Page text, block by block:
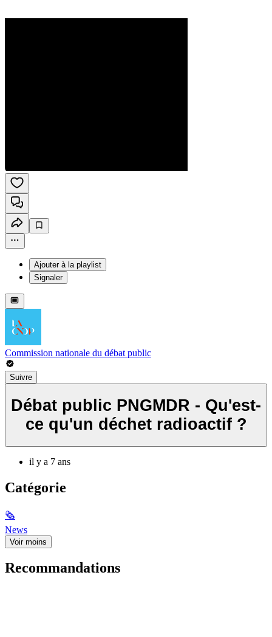
Ajouter à la playlist
Signaler
Commission nationale du débat public
Suivre
Débat public PNGMDR - Qu'est-
ce qu'un déchet radioactif ?
il y a 7 ans
Catégorie
🗞
News
Voir moins
Recommandations